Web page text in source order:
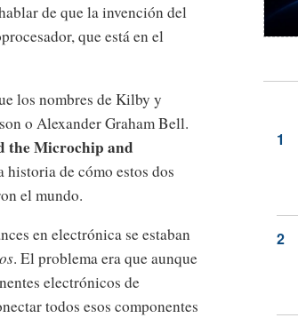
de que la invención del
que está en el
los nombres de Kilby y
o Alexander Graham Bell.
the Microchip and
de cómo estos dos
el mundo.
en electrónica se estaban
. El problema era que aunque
electrónicos de
todos esos componentes